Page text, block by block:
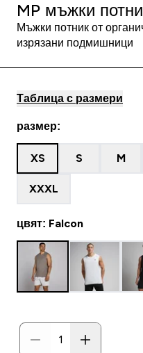
MP мъжки
Мъжки потник от
изрязани подмишници
Таблица с размери
размер:
XS S M
XXXL
цвят: Falcon